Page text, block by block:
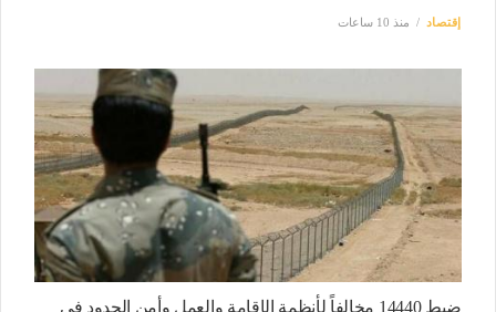
إقتصاد منذ 10 ساعات
ضبط 14440 مخالفاً لأنظمة الإقامة والعمل وأمن الحدود في